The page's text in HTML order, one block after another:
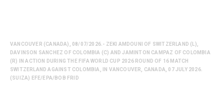
VANCOUVER (CANADA), 08/07/2026.- ZEKI AMDOUNI OF SWITZERLAND (L),
DAVINSON SANCHEZ OF COLOMBIA (C) AND JAMINTON CAMPAZ OF COLOMBIA
(R) IN ACTION DURING THE FIFA WORLD CUP 2026 ROUND OF 16 MATCH
SWITZERLAND AGAINST COLOMBIA, IN VANCOUVER, CANADA, 07 JULY 2026.
(SUIZA) EFE/EPA/BOB FRID